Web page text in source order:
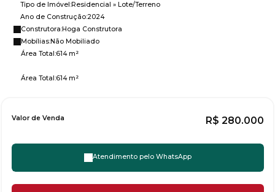
Tipo de Imóvel:Residencial » Lote/Terreno
Ano de Construção:2024
Construtora:Hoga Construtora
Mobílias:Não Mobiliado
Área Total:614 m²
Área Total:614 m²
R$ 280.000
Valor de Venda
Atendimento pelo WhatsApp